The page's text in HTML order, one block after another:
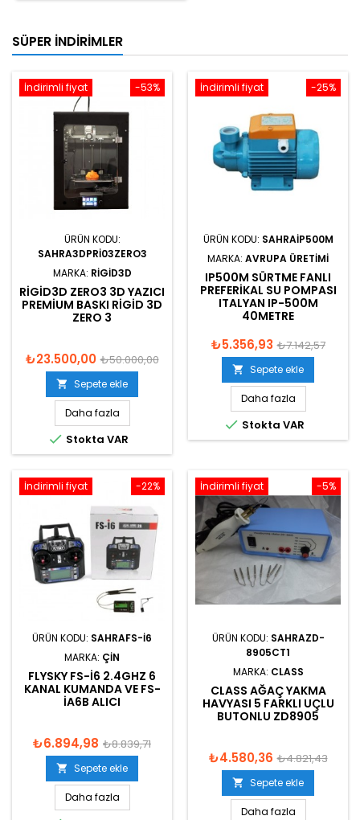
SÜPER İNDIRIMLER
-53%
İndirimli fiyat
ÜRÜN KODU:
SAHRA3DPRI03ZERO3
MARKA: RIGID3D
RIGID3D ZERO3 3D YAZICI
PREMIUM BASKI RIGID 3D
ZERO 3
₺23.500,00 ₺50.000,00
 Sepete ekle
Daha fazla
 Stokta VAR
-25%
İndirimli fiyat
ÜRÜN KODU: SAHRAIP500M
MARKA: AVRUPA ÜRETIMI
IP500M SÜRTME FANLI
PREFERIKAL SU POMPASI
ITALYAN IP-500M
40METRE
₺5.356,93 ₺7.142,57
 Sepete ekle
Daha fazla
 Stokta VAR
-22%
İndirimli fiyat
ÜRÜN KODU: SAHRAFS-I6
MARKA: ÇIN
FLYSKY FS-I6 2.4GHZ 6
KANAL KUMANDA VE FS-
IA6B ALICI
₺6.894,98 ₺8.839,71
 Sepete ekle
Daha fazla
-5%
İndirimli fiyat
ÜRÜN KODU: SAHRAZD-
8905CT1
MARKA: CLASS
CLASS AĞAÇ YAKMA
HAVYASI 5 FARKLI UÇLU
BUTONLU ZD8905
₺4.580,36 ₺4.821,43
 Sepete ekle
Daha fazla